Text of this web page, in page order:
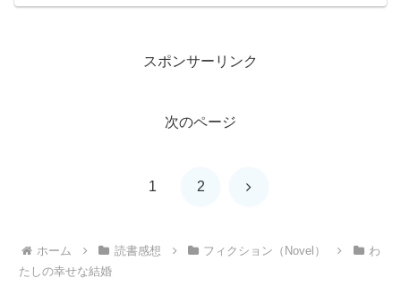
スポンサーリンク
次のページ
1 2 次
ホーム 読書感想 フィクション（Novel）
わ
たしの幸せな結婚